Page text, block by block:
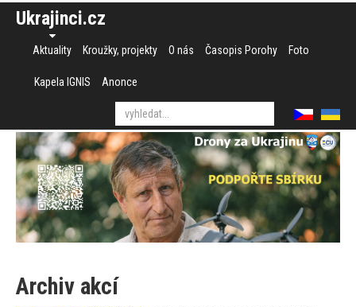
Ukrajinci.cz
Aktuality Kroužky, projekty O nás Časopis Porohy Foto
Kapela IGNIS Anonce
Archiv akcí